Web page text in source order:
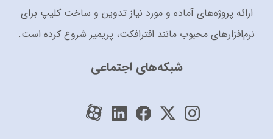
ارائه پروژه‌های آماده و مورد نیاز تدوین و ساخت کلیپ برای
نرم‌افزارهای محبوب مانند افترافکت، پریمیر شروع کرده است.
شبکه‌های اجتماعی